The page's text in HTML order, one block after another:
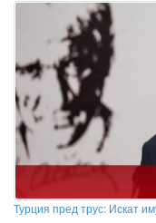
Турция пред трус: Искат